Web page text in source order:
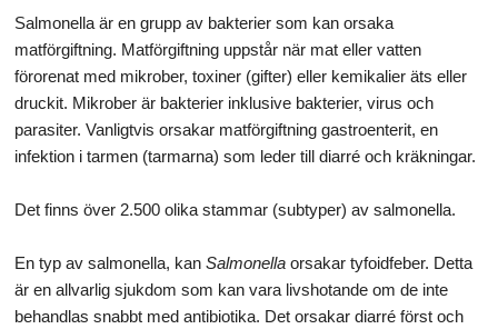
Salmonella är en grupp av bakterier som kan orsaka
matförgiftning. Matförgiftning uppstår när mat eller vatten
förorenat med mikrober, toxiner (gifter) eller kemikalier äts eller
druckit. Mikrober är bakterier inklusive bakterier, virus och
parasiter. Vanligtvis orsakar matförgiftning gastroenterit, en
infektion i tarmen (tarmarna) som leder till diarré och kräkningar.
Det finns över 2.500 olika stammar (subtyper) av salmonella.
En typ av salmonella, kan Salmonella orsakar tyfoidfeber. Detta
är en allvarlig sjukdom som kan vara livshotande om de inte
behandlas snabbt med antibiotika. Det orsakar diarré först och